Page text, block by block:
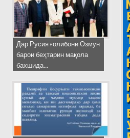
Дар Русия ғолибони Озмун
барои беҳтарин мақола
бахшида...